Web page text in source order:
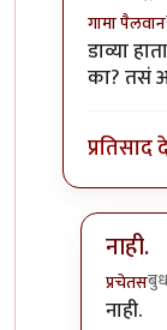
गामा पैलवान
In reply
डाव्या
का? तसं
प्रतिसाद
नाही.
प्रचेतस
In
नाही.